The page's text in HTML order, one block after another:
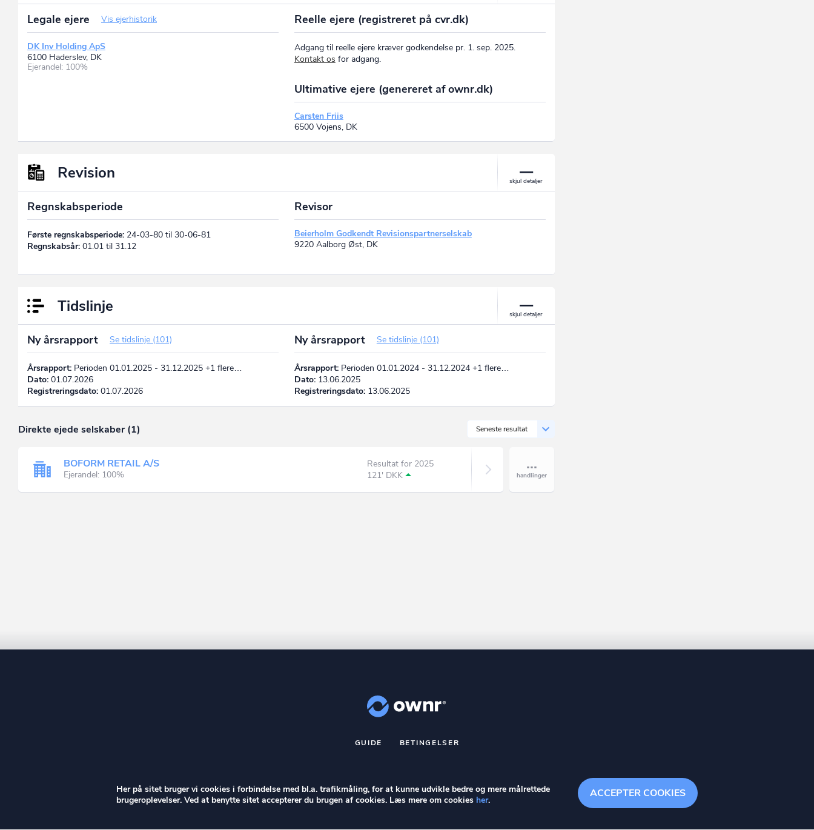
Legale ejere Vis ejerhistorik
DK Inv Holding ApS
6100 Haderslev, DK
Ejerandel: 100%
Reelle ejere (registreret på cvr.dk)
Adgang til reelle ejere kræver godkendelse pr. 1. sep. 2025.
Kontakt os for adgang.
Ultimative ejere (genereret af ownr.dk)
Carsten Friis
6500 Vojens, DK
Revision
Regnskabsperiode
Første regnskabsperiode: 24-03-80 til 30-06-81
Regnskabsår: 01.01 til 31.12
Revisor
Beierholm Godkendt Revisionspartnerselskab
9220 Aalborg Øst, DK
Tidslinje
Ny årsrapport Se tidslinje (101)
Årsrapport: Perioden 01.01.2025 - 31.12.2025 +1 flere…
Dato: 01.07.2026
Registreringsdato: 01.07.2026
Ny årsrapport Se tidslinje (101)
Årsrapport:Perioden 01.01.2024 - 31.12.2024 +1 flere…
Dato:13.06.2025
Registreringsdato:13.06.2025
Seneste resultat
Direkte ejede selskaber (1)
BOFORM RETAIL A/S
Ejerandel: 100%
Resultat for 2025
121' DKK
GUIDE BETINGELSER
Stationsparken 26. 2., 2600 Glostrup, info@ownr.dk
ACCEPTER COOKIES
Her på sitet bruger vi cookies i forbindelse med bl.a. trafikmåling, for at kunne udvikle bedre og mere målrettede
brugeroplevelser. Ved at benytte sitet accepterer du brugen af cookies. Læs mere om cookies her.